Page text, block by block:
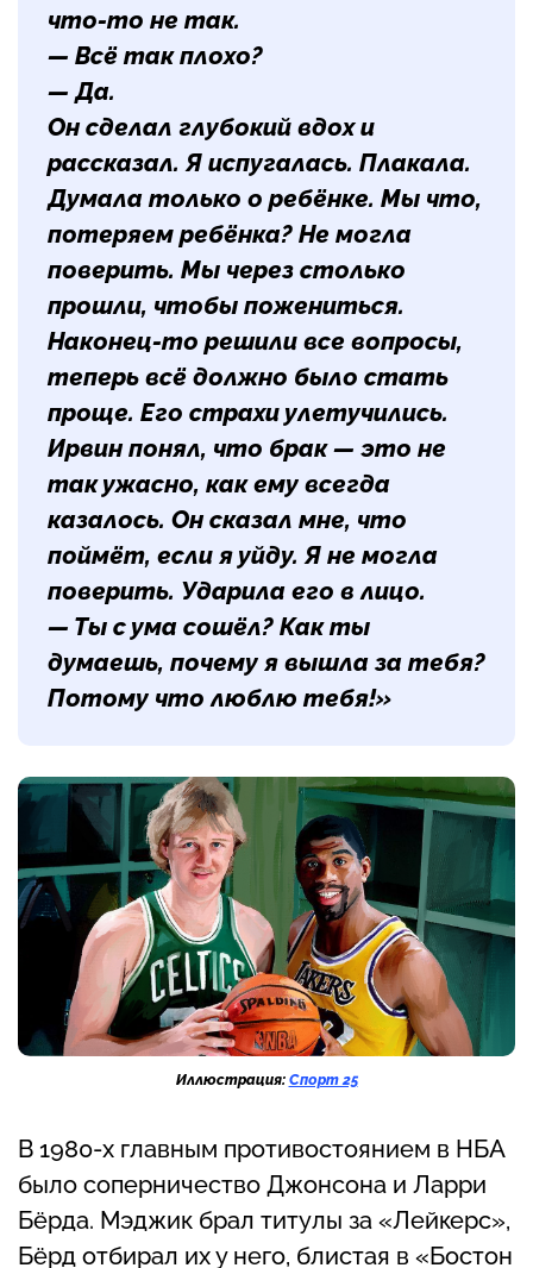
что-то не так.
— Всё так плохо?
— Да.
Он сделал глубокий вдох и
рассказал. Я испугалась. Плакала.
Думала только о ребёнке. Мы что,
потеряем ребёнка? Не могла
поверить. Мы через столько
прошли, чтобы пожениться.
Наконец-то решили все вопросы,
теперь всё должно было стать
проще. Его страхи улетучились.
Ирвин понял, что брак — это не
так ужасно, как ему всегда
казалось. Он сказал мне, что
поймёт, если я уйду. Я не могла
поверить. Ударила его в лицо.
— Ты с ума сошёл? Как ты
думаешь, почему я вышла за тебя?
Потому что люблю тебя!»
Иллюстрация: Спорт 25
В 1980-х главным противостоянием в НБА
было соперничество Джонсона и Ларри
Бёрда. Мэджик брал титулы за «Лейкерс»,
Бёрд отбирал их у него, блистая в «Бостон